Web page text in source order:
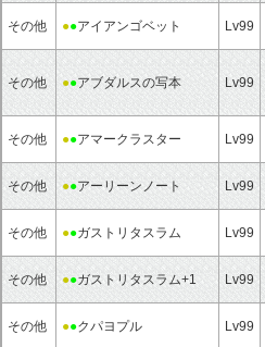
その他 ●●アイアンゴベット Lv99
その他 ●●アブダルスの写本 Lv99
その他 ●●アマークラスター Lv99
その他 ●●アーリーンノート Lv99
その他 ●●ガストリタスラム Lv99
その他 ●●ガストリタスラム+1 Lv99
その他 ●●クパヨプル Lv99